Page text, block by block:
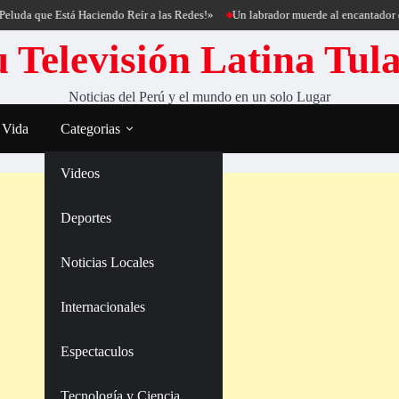
Haciendo Reír a las Redes!» Un labrador muerde al encantador de perros
Televisión Latina
Noticias del Perú y el mundo en un solo Lugar
Categorias
Videos
Deportes
Noticias Locales
Internacionales
Espectaculos
Tecnología y Ciencia